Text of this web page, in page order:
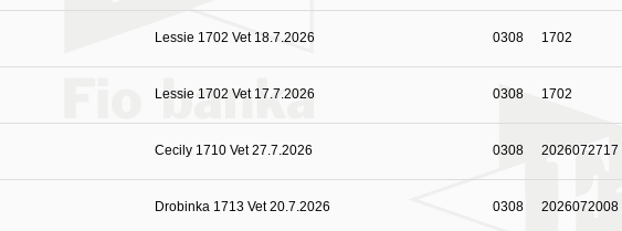
Lessie 1702 Vet 18.7.2026 0308 1702
Lessie 1702 Vet 17.7.2026 0308 1702
Cecily 1710 Vet 27.7.2026 0308 2026072717
Drobinka 1713 Vet 20.7.2026 0308 2026072008